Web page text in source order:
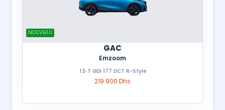
NOUVEAU
GAC
Emzoom
1.5 T GDI 177 DCT R-Style
219 900 Dhs